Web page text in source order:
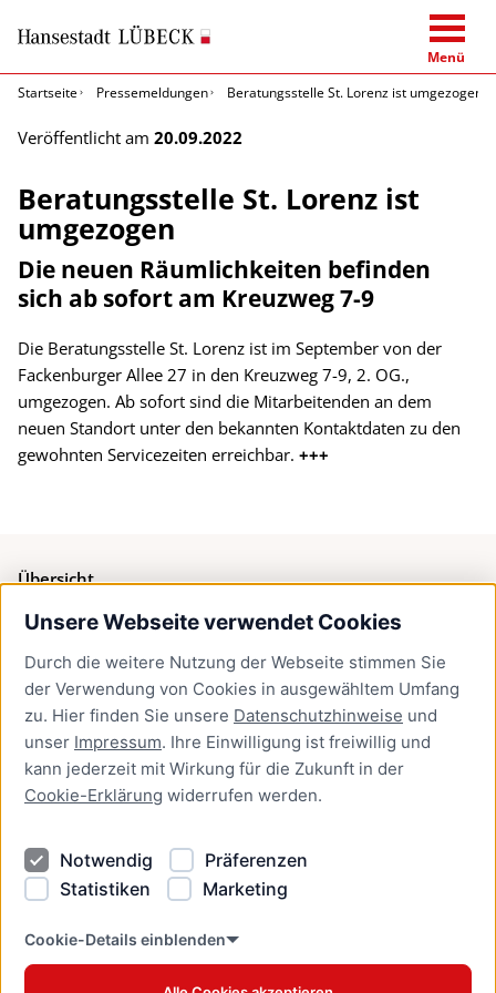
Unsere Webseite verwendet Cookies
Durch die weitere Nutzung der Webseite stimmen Sie
der Verwendung von Cookies in ausgewähltem Umfang
zu. Hier finden Sie unsere Datenschutzhinweise und
unser Impressum. Ihre Einwilligung ist freiwillig und
kann jederzeit mit Wirkung für die Zukunft in der
Cookie-Erklärung widerrufen werden.
Notwendig
Präferenzen
Statistiken
Marketing
Cookie-Details einblenden
Menü
Startseite
Pressemeldungen Beratungsstelle St. Lorenz ist umgezogen
Veröffentlicht am 20.09.2022
Beratungsstelle St. Lorenz ist
umgezogen
Die neuen Räumlichkeiten befinden
sich ab sofort am Kreuzweg 7-9
Die Beratungsstelle St. Lorenz ist im September von der
Fackenburger Allee 27 in den Kreuzweg 7-9, 2. OG.,
umgezogen. Ab sofort sind die Mitarbeitenden an dem
neuen Standort unter den bekannten Kontaktdaten zu den
gewohnten Servicezeiten erreichbar. +++
Übersicht
Bürgerservice
Presse
Newsletter Lübeck:kompakt
Kontakt
Kontakt
Datenschutzhinweise
Barrierefreiheit
Cookie Erklärung